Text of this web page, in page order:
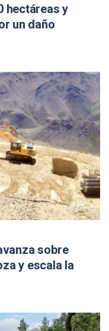
hectáreas y
un daño
sobre
y escala la